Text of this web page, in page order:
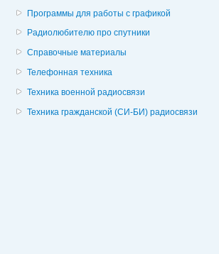
Программы для работы с графикой
Радиолюбителю про спутники
Справочные материалы
Телефонная техника
Техника военной радиосвязи
Техника гражданской (СИ-БИ) радиосвязи